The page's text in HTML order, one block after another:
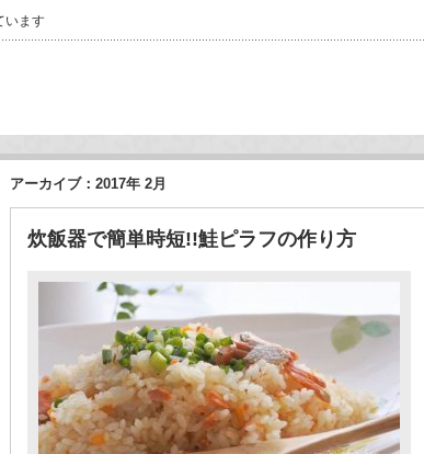
います
アーカイブ：2017年 2月
炊飯器で簡単時短!!鮭ピラフの作り方